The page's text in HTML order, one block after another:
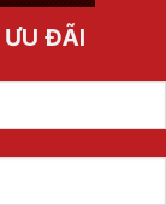
ĐÃI